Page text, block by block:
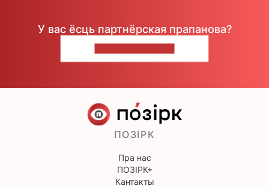
У вас ёсць партнёрская прапанова?
ПОЗІРК
Пра нас
ПОЗІРК+
Кантакты